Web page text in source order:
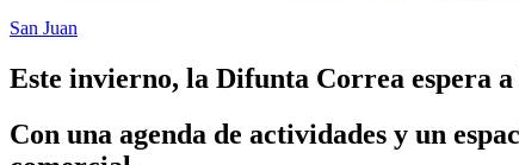
San Juan
Este invierno, la Difunta Correa espera
Con una agenda de actividades y un